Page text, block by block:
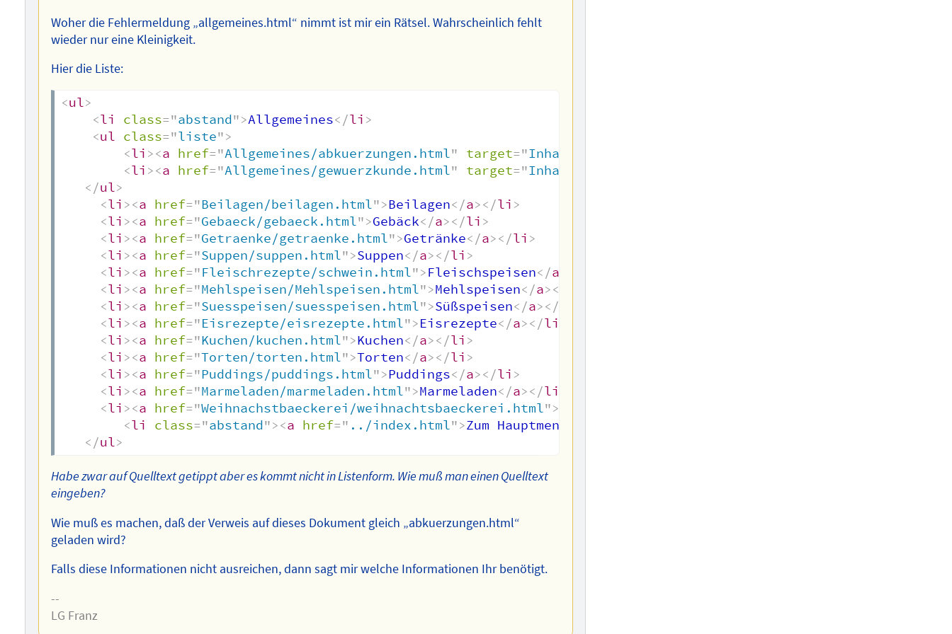
Woher die Fehlermeldung „allgemeines.html“ nimmt ist mir ein Rätsel. Wahrscheinlich fehlt
wieder nur eine Kleinigkeit.
Hier die Liste:
<ul>
<li class="abstand">Allgemeines</li >
<ul class="liste">
<li ><a href="Allgemeines/abkuerzungen.html" target="Inhalt
<li ><a href="Allgemeines/gewuerzkunde.html" target="Inhalt
</ul>
<li ><a href="Beilagen/beilagen.html">Beilagen</a></li >
<li ><a href="Gebaeck/gebaeck.html">Gebäck</a></li >
<li ><a href="Getraenke/getraenke.html">Getränke</a></li >
<li ><a href="Suppen/suppen.html">Suppen</a></li >
<li ><a href="Fleischrezepte/schwein.html">Fleischspeisen</a
<li ><a href="Mehlspeisen/Mehlspeisen.html">Mehlspeisen</a></
<li ><a href="Suesspeisen/suesspeisen.html">Süßspeisen</a></
<li ><a href="Eisrezepte/eisrezepte.html">Eisrezepte</a></li
<li ><a href="Kuchen/kuchen.html">Kuchen</a></li >
<li ><a href="Torten/torten.html">Torten</a></li >
<li ><a href="Puddings/puddings.html">Puddings</a></li >
<li ><a href="Marmeladen/marmeladen.html">Marmeladen</a></li
<li ><a href="Weihnachstbaeckerei/weihnachtsbaeckerei.html">
<li class="abstand"><a href=" ../index.html">Zum Hauptmenü
</ul>
Habe zwar auf Quelltext getippt aber es kommt nicht in Listenform. Wie muß man einen Quelltext
eingeben?
Wie muß es machen, daß der Verweis auf dieses Dokument gleich „abkuerzungen.html“
geladen wird?
Falls diese Informationen nicht ausreichen, dann sagt mir welche Informationen Ihr benötigt.
--
LG Franz